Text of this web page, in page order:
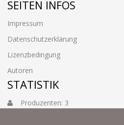
SEITEN INFOS
Impressum
Datenschutzerklärung
Lizenzbedingung
Autoren
STATISTIK
Produzenten: 3